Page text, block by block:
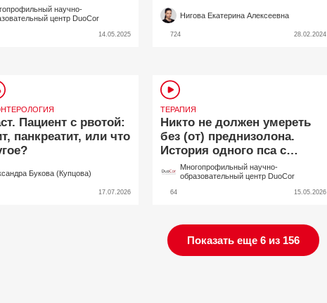
научно-
центр DuoCor
14.05.2025
Нигова Екатерина Алексеевна
724 28.02.2024
Пациент с рвотой:
панкреатит, или что
Букова (Купцова)
17.07.2026
ТЕРАПИЯ
Никто не должен умереть
без (от) преднизолона.
История одного пса с
энтеропатией с потерей
белка, фиброзом печени и
язвой желудка
Многопрофильный научно-
образовательный центр DuoCor
64 15.05.2026
Показать еще 6 из 156